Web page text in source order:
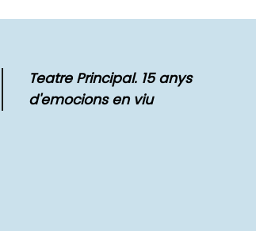
Teatre Principal. 15 anys
d'emocions en viu